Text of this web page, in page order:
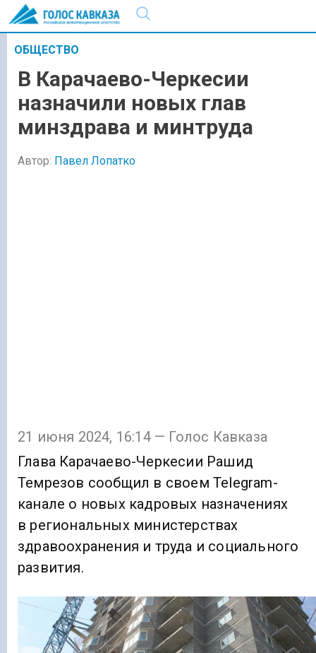
ОБЩЕСТВО
В Карачаево-Черкесии
назначили новых глав
минздрава и минтруда
Автор: Павел Лопатко
21 июня 2024, 16:14 — Голос Кавказа
Глава Карачаево-Черкесии Рашид
Темрезов сообщил в своем Telegram-
канале о новых кадровых назначениях
в региональных министерствах
здравоохранения и труда и социального
развития.